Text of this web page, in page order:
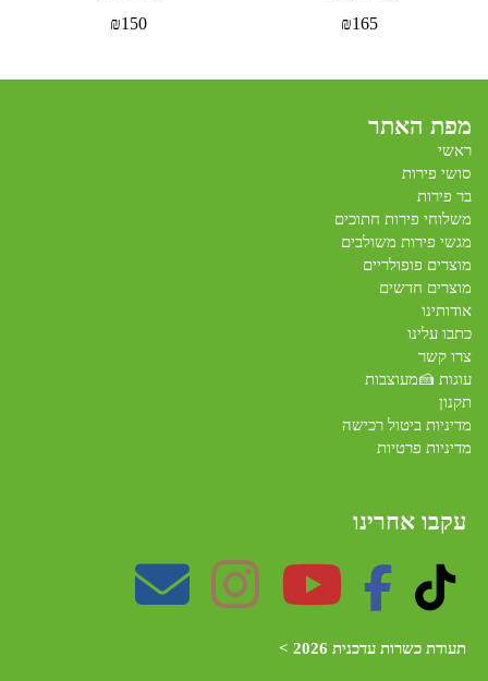
₪165
₪150
מפת האתר
ראשי
סושי פירות
בר פירות
משלוחי פירות חתוכים
מגשי פירות משולבים
מוצרים פופולריים
מוצרים חדשים
אודותינו
כתבו עלינו
צרו קשר
עוגות 🍰מעוצבות
תקנון
מדיניות ביטול רכישה
מדיניות פרטיות
עקבו אחרינו
תעודת כשרות עדכנית 2026 >